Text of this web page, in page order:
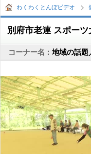
わくわくとんぼビデオ
別府市老連 スポーツ
コーナー名：地域の話題